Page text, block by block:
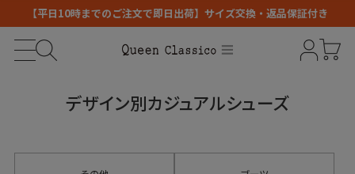
【平日10時までのご注文で即日出荷】サイズ交換・返品保証付き
デザイン別カジュアルシューズ